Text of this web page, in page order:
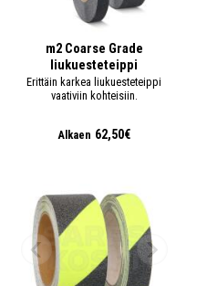
m2 Coarse Grade
liukuesteteippi
Erittäin karkea liukuesteteippi
vaativiin kohteisiin.
Alkaen 62,50€